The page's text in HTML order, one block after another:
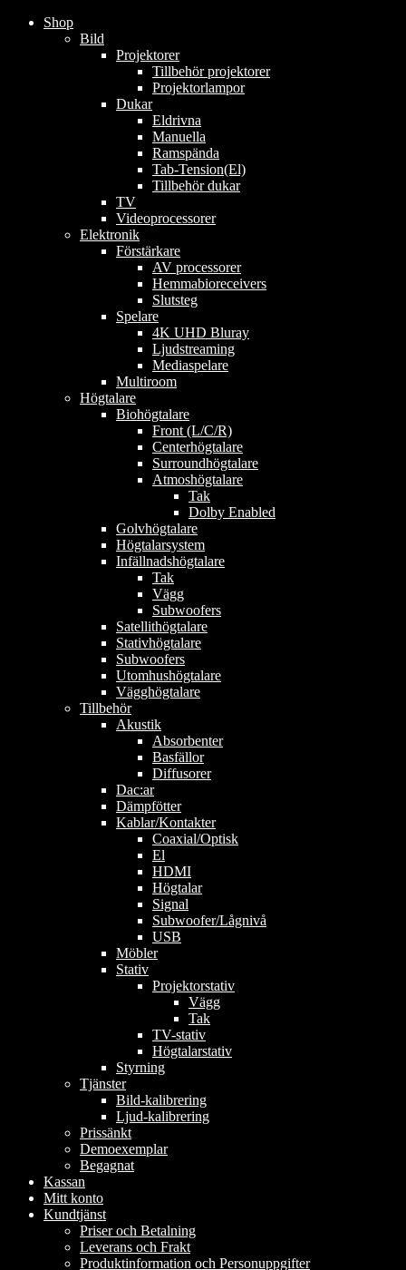
Shop
Bild
Projektorer
Tillbehör projektorer
Projektorlampor
Dukar
Eldrivna
Manuella
Ramspända
Tab-Tension(El)
Tillbehör dukar
TV
Videoprocessorer
Elektronik
Förstärkare
AV processorer
Hemmabioreceivers
Slutsteg
Spelare
4K UHD Bluray
Ljudstreaming
Mediaspelare
Multiroom
Högtalare
Biohögtalare
Front (L/C/R)
Centerhögtalare
Surroundhögtalare
Atmoshögtalare
Tak
Dolby Enabled
Golvhögtalare
Högtalarsystem
Infällnadshögtalare
Tak
Vägg
Subwoofers
Satellithögtalare
Stativhögtalare
Subwoofers
Utomhushögtalare
Vägghögtalare
Tillbehör
Akustik
Absorbenter
Basfällor
Diffusorer
Dac:ar
Dämpfötter
Kablar/Kontakter
Coaxial/Optisk
El
HDMI
Högtalar
Signal
Subwoofer/Lågnivå
USB
Möbler
Stativ
Projektorstativ
Vägg
Tak
TV-stativ
Högtalarstativ
Styrning
Tjänster
Bild-kalibrering
Ljud-kalibrering
Prissänkt
Demoexemplar
Begagnat
Kassan
Mitt konto
Kundtjänst
Priser och Betalning
Leverans och Frakt
Produktinformation och Personuppgifter